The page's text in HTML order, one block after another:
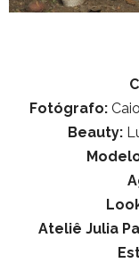
Fotógrafo:
Beauty:
Ateliê Julia